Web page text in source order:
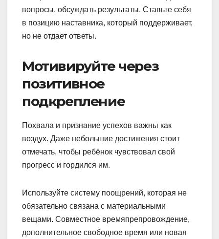
вопросы, обсуждать результаты. Ставьте себя
в позицию наставника, который поддерживает,
но не отдает ответы.
Мотивируйте через
позитивное
подкрепление
Похвала и признание успехов важны как
воздух. Даже небольшие достижения стоит
отмечать, чтобы ребёнок чувствовал свой
прогресс и гордился им.
Используйте систему поощрений, которая не
обязательно связана с материальными
вещами. Совместное времяпрепровождение,
дополнительное свободное время или новая